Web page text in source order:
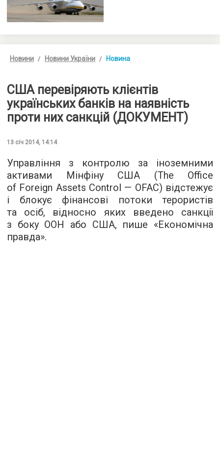
Новини Новини України Новина
США перевіряють клієнтів
українських банків на наявність
проти них санкцій (ДОКУМЕНТ)
13 січ 2014, 14:14
Управління з контролю за іноземними
активами Мінфіну США (The Office
of Foreign Assets Control — OFAC) відстежує
і блокує фінансові потоки терористів
та осіб, відносно яких введено санкції
з боку ООН або США, пише «Економічна
правда».